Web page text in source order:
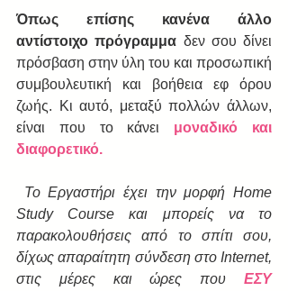
Όπως επίσης κανένα άλλο
αντίστοιχο πρόγραμμα δεν σου δίνει
πρόσβαση στην ύλη του και προσωπική
συμβουλευτική και βοήθεια εφ όρου
ζωής. Κι αυτό, μεταξύ πολλών άλλων,
είναι που το κάνει μοναδικό και
διαφορετικό.
Το Εργαστήρι έχει την μορφή Home
Study Course και μπορείς να το
παρακολουθήσεις από το σπίτι σου,
δίχως απαραίτητη σύνδεση στο Internet,
στις μέρες και ώρες που ΕΣΥ